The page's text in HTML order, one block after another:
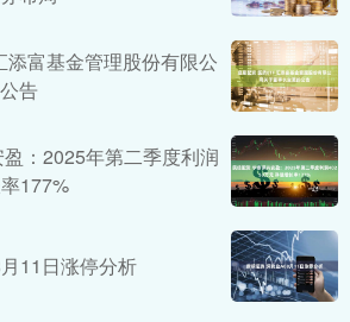
富基金管理股份有限公
告
：2025年第二季度利润
177%
11日涨停分析